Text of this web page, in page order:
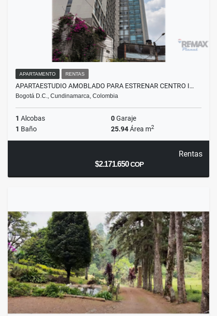
APARTAMENTO RENTAS
APARTAESTUDIO AMOBLADO PARA ESTRENAR CENTRO I…
Bogotá D.C., Cundinamarca, Colombia
1 Alcobas 0Garaje
1 Baño 25.94Área m2
Rentas
$2.171.650COP